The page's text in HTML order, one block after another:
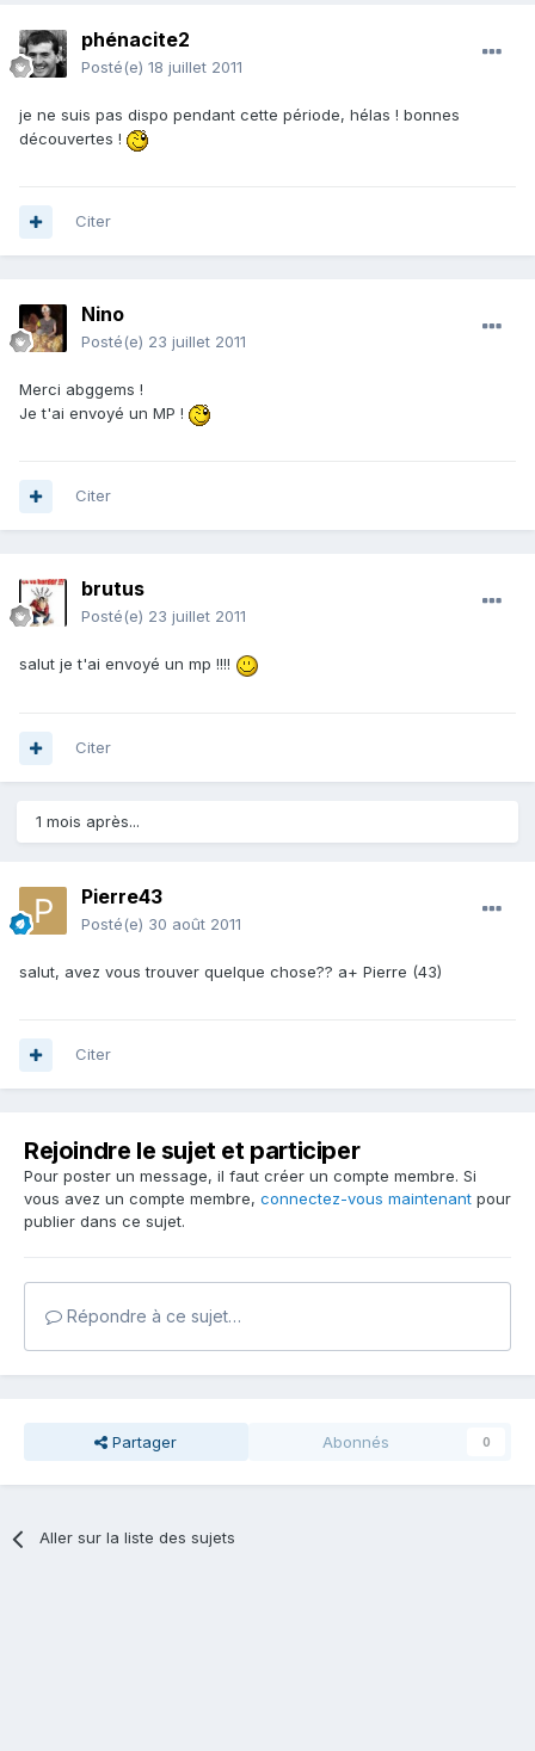
phénacite2
Posté(e) 18 juillet 2011
je ne suis pas dispo pendant cette période, hélas ! bonnes
découvertes !
Citer
Nino
Posté(e) 23 juillet 2011
Merci abggems !
Je t'ai envoyé un MP !
Citer
brutus
Posté(e) 23 juillet 2011
salut je t'ai envoyé un mp !!!!
Citer
1 mois après...
Pierre43
Posté(e) 30 août 2011
salut, avez vous trouver quelque chose?? a+ Pierre (43)
Citer
Rejoindre le sujet et participer
Pour poster un message, il faut créer un compte membre. Si
vous avez un compte membre, connectez-vous maintenant pour
publier dans ce sujet.
Répondre à ce sujet…
Partager Abonnés 0
Aller sur la liste des sujets